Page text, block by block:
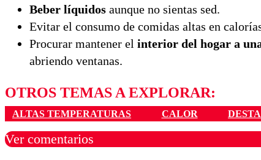
Beber líquidos aunque no sientas sed.
Evitar el consumo de comidas altas en
Procurar mantener el interior del hogar a
abriendo ventanas.
OTROS TEMAS A EXPLORAR:
ALTAS TEMPERATURAS CALOR
Ver comentarios